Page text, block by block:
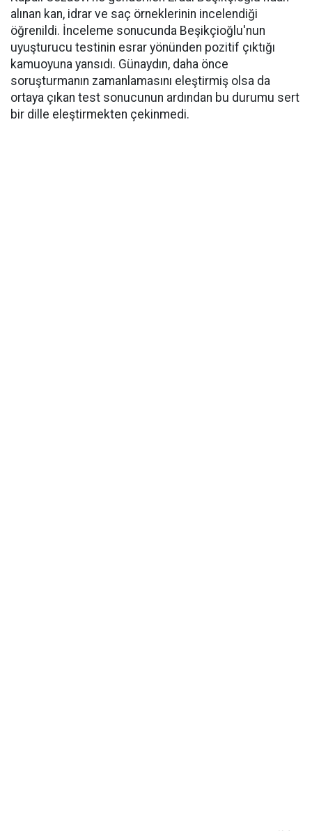
alınan kan, idrar ve saç örneklerinin incelendiği
öğrenildi. İnceleme sonucunda Beşikçioğlu'nun
uyuşturucu testinin esrar yönünden pozitif çıktığı
kamuoyuna yansıdı. Günaydın, daha önce
soruşturmanın zamanlamasını eleştirmiş olsa da
ortaya çıkan test sonucunun ardından bu durumu sert
bir dille eleştirmekten çekinmedi.